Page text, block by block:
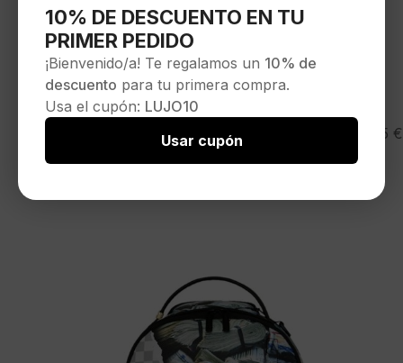
Mochila»SHARKS IN PARIS WTF BUBBLY BLACK
CHECK BACKPACK»
119,95 €
10% DE DESCUENTO EN TU
PRIMER PEDIDO
¡Bienvenido/a! Te regalamos un 10% de
descuento para tu primera compra.
Usa el cupón: LUJO10
Usar cupón